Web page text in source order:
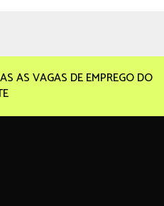
AS VAGAS DE EMPREGO DO